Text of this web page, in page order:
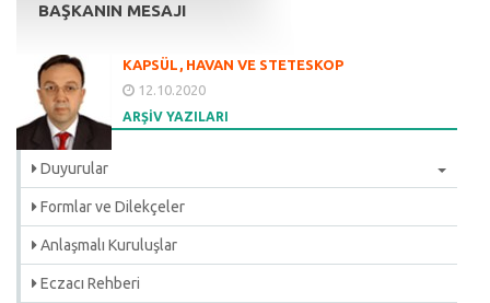
BAŞKANIN MESAJI
KAPSÜL, HAVAN VE STETESKOP
12.10.2020
ARŞİV YAZILARI
Duyurular
Formlar ve Dilekçeler
Anlaşmalı Kuruluşlar
Eczacı Rehberi